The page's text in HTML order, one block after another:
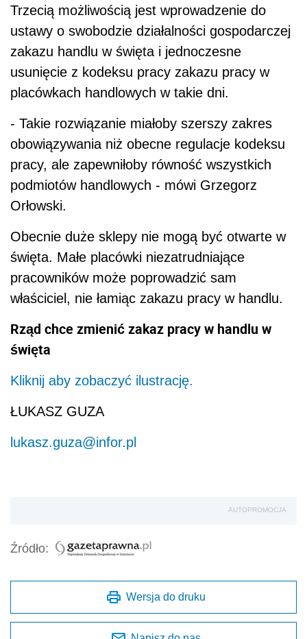
Trzecią możliwością jest wprowadzenie do
ustawy o swobodzie działalności gospodarczej
zakazu handlu w święta i jednoczesne
usunięcie z kodeksu pracy zakazu pracy w
placówkach handlowych w takie dni.
- Takie rozwiązanie miałoby szerszy zakres
obowiązywania niż obecne regulacje kodeksu
pracy, ale zapewniłoby równość wszystkich
podmiotów handlowych - mówi Grzegorz
Orłowski.
Obecnie duże sklepy nie mogą być otwarte w
święta. Małe placówki niezatrudniające
pracowników może poprowadzić sam
właściciel, nie łamiąc zakazu pracy w handlu.
Rząd chce zmienić zakaz pracy w handlu w
święta
Kliknij aby zobaczyć ilustrację.
ŁUKASZ GUZA
lukasz.guza@infor.pl
AUTOPROMOCJA
Źródło:
Wersja do druku